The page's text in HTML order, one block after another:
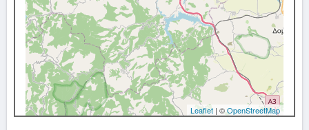
Leaflet | ©OpenStreetMap